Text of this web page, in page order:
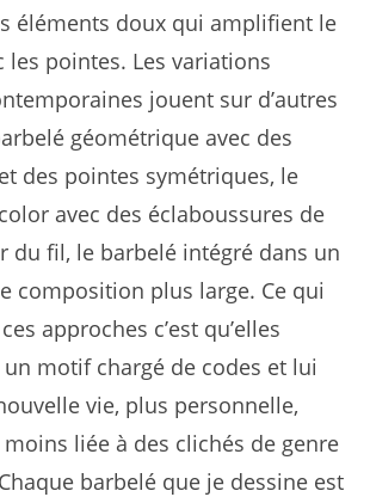
éléments doux qui amplifient le
les pointes. Les variations
jouent sur d’autres
géométrique avec des
des pointes symétriques, le
avec des éclaboussures de
du fil, le barbelé intégré dans un
composition plus large. Ce qui
approches c’est qu’elles
motif chargé de codes et lui
vie, plus personnelle,
liée à des clichés de genre
barbelé que je dessine est